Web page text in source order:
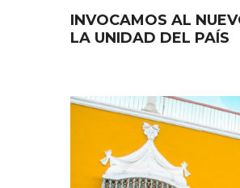
INVOCAMOS AL
LA UNIDAD DEL PAÍS